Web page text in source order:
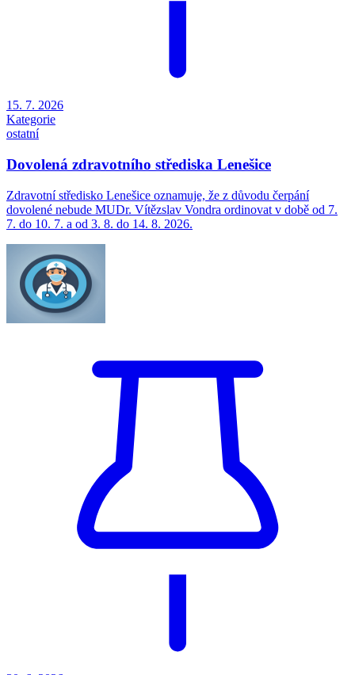
15. 7. 2026
Kategorie
ostatní
Dovolená zdravotního střediska Lenešice
Zdravotní středisko Lenešice oznamuje, že z důvodu čerpání
dovolené nebude MUDr. Vítězslav Vondra ordinovat v době od 7.
7. do 10. 7. a od 3. 8. do 14. 8. 2026.